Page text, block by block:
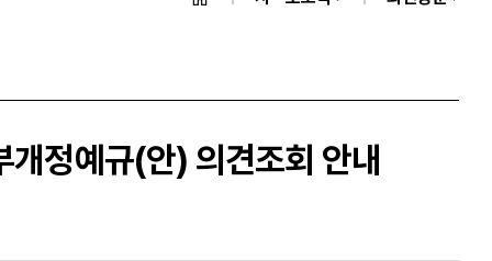
개정예규(안) 의견조회 안내